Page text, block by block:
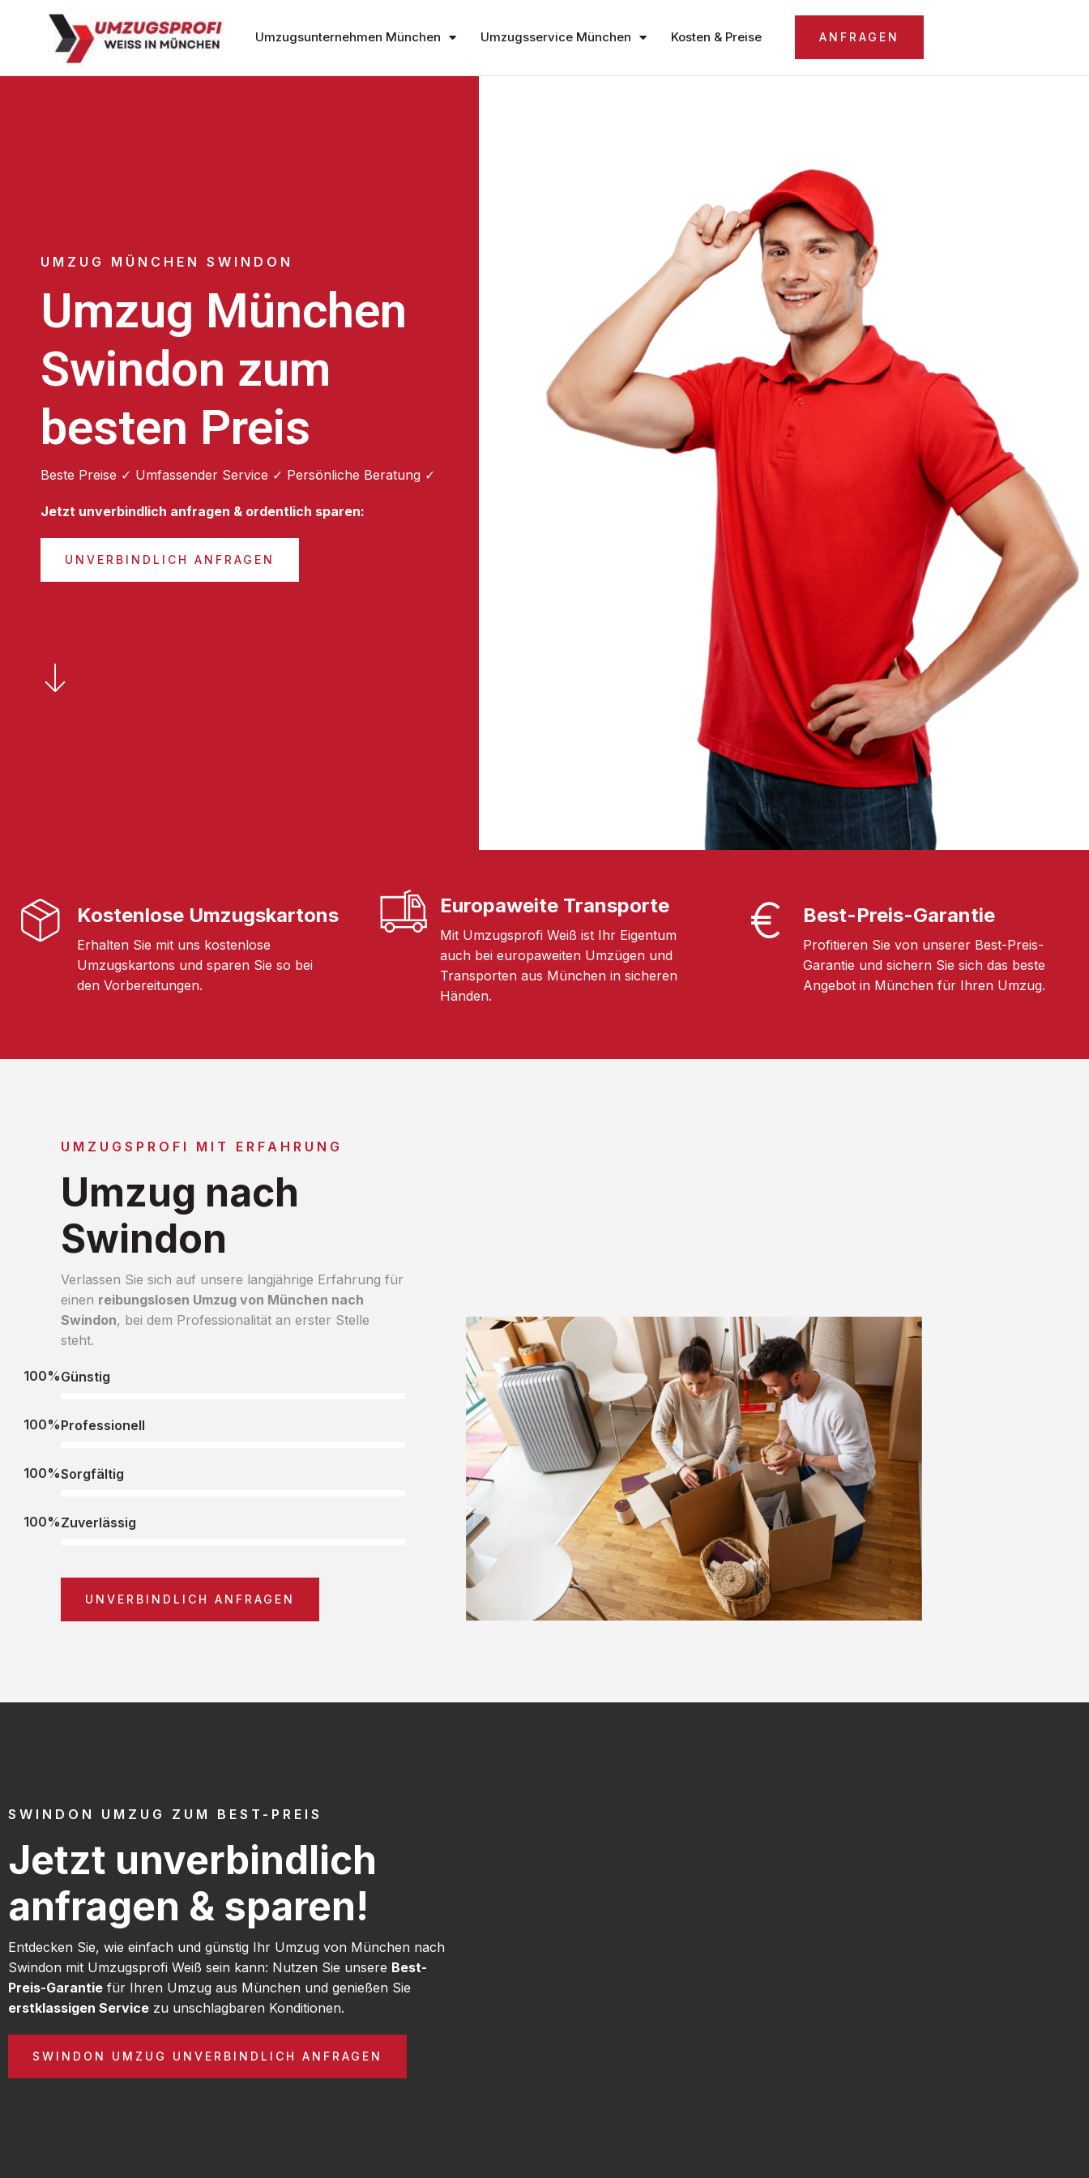
Umzugsunternehmen München Umzugsservice München Kosten & Preise ANFRAGEN
UMZUG MÜNCHEN SWINDON
Umzug München
Swindon zum
besten Preis
Beste Preise ✓ Umfassender Service ✓ Persönliche Beratung ✓
Jetzt unverbindlich anfragen & ordentlich sparen:
UNVERBINDLICH ANFRAGEN
Kostenlose Umzugskartons
Erhalten Sie mit uns kostenlose
Umzugskartons und sparen Sie so bei
den Vorbereitungen.
Europaweite Transporte
Mit Umzugsprofi Weiß ist Ihr Eigentum
auch bei europaweiten Umzügen und
Transporten aus München in sicheren
Händen.
Best-Preis-Garantie
Profitieren Sie von unserer Best-Preis-
Garantie und sichern Sie sich das beste
Angebot in München für Ihren Umzug.
UMZUGSPROFI MIT ERFAHRUNG
Umzug nach
Swindon
Verlassen Sie sich auf unsere langjährige Erfahrung für
einen reibungslosen Umzug von München nach
Swindon, bei dem Professionalität an erster Stelle
steht.
Günstig
100%
Professionell
100%
Sorgfältig
100%
Zuverlässig
100%
UNVERBINDLICH ANFRAGEN
SWINDON UMZUG ZUM BEST-PREIS
Jetzt unverbindlich
anfragen & sparen!
Entdecken Sie, wie einfach und günstig Ihr Umzug von München nach
Swindon mit Umzugsprofi Weiß sein kann: Nutzen Sie unsere Best-
Preis-Garantie für Ihren Umzug aus München und genießen Sie
erstklassigen Service zu unschlagbaren Konditionen.
SWINDON UMZUG UNVERBINDLICH ANFRAGEN